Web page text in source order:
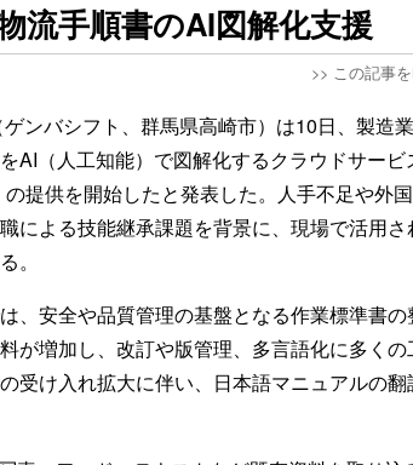
流手順書のAI図解化支援
>> この記事
ンバシフト、群馬県高崎市）は10日、製造
AI（人工知能）で図解化するクラウドサービ
提供を開始したと発表した。人手不足や外
による技能継承課題を背景に、現場で活用
。
、安全や品質管理の基盤となる作業標準書
が増加し、改訂や版管理、多言語化に多くの
受け入れ拡大に伴い、日本語マニュアルの